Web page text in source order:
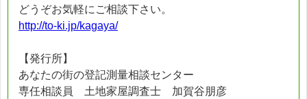
どうぞお気軽にご相談下さい。
http://to-ki.jp/kagaya/
【発行所】
あなたの街の登記測量相談センター
専任相談員 土地家屋調査士 加賀谷朋彦